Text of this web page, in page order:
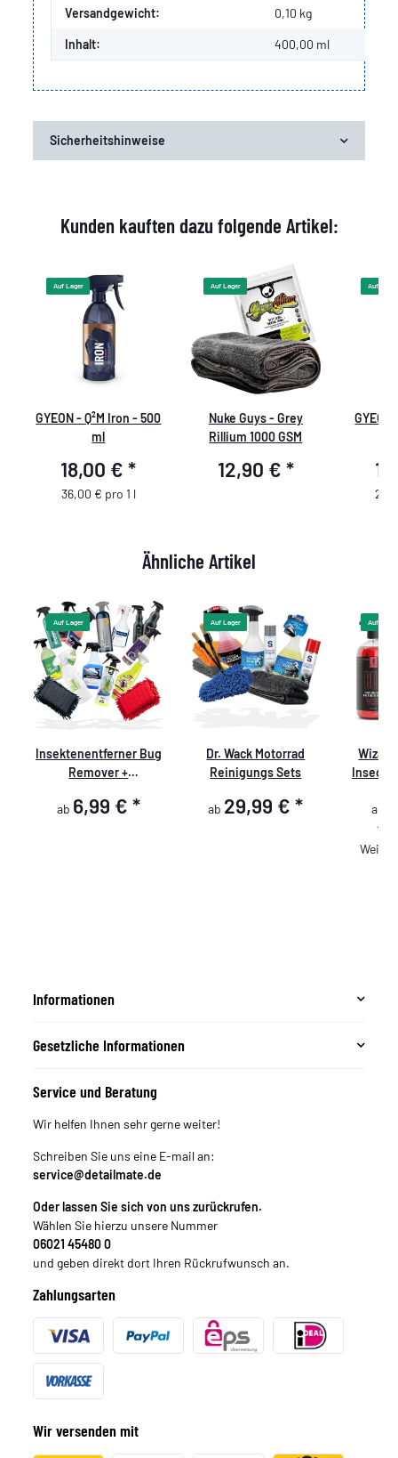
Versandgewicht: 0,10 kg
Inhalt: 400,00 ml
Sicherheitshinweise
Kunden kauften dazu folgende Artikel:
Auf Lager
GYEON - Q²M Iron - 500
ml
18,00 €*
36,00 € pro 1 l
Auf Lager
Nuke Guys - Grey
Rillium 1000 GSM
12,90 € *
Auf Lager
GYEON
Ähnliche Artikel
Auf Lager
Insektenentferner Bug
Remover +
ab 6,99 € *
Auf Lager
Dr. Wack Motorrad
Reinigungs Sets
ab 29,99 €*
Auf Lager
Insect
ab
Informationen
Gesetzliche Informationen
Service und Beratung
Wir helfen Ihnen sehr gerne weiter!
Schreiben Sie uns eine E-mail an:
service@detailmate.de
Oder lassen Sie sich von uns zurückrufen.
Wählen Sie hierzu unsere Nummer
06021 45480 0
und geben direkt dort Ihren Rückrufwunsch an.
Zahlungsarten
Wir versenden mit